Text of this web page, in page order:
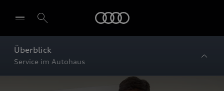
Überblick
Service im Autohaus